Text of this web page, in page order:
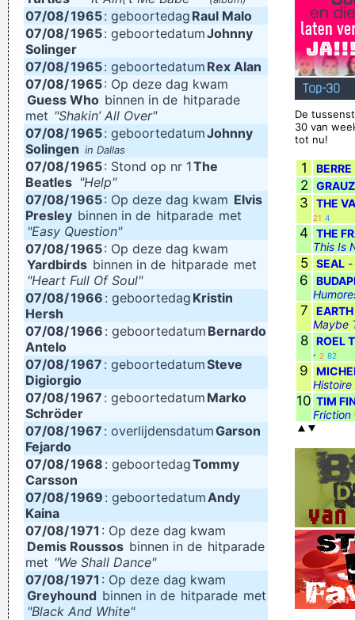
07/08/1965: geboortedag Raul Malo
07/08/1965: geboortedatumJohnny
Solinger
07/08/1965: geboortedatum Rex Alan
07/08/1965: Op deze dag kwam
Guess Who binnen in de hitparade
met "Shakin’ All Over"
07/08/1965: geboortedatumJohnny
Solingen in Dallas
07/08/1965: Stond op nr 1The
Beatles "Help"
07/08/1965: Op deze dag kwam Elvis
Presley binnen in de hitparade met
"Easy Question"
07/08/1965: Op deze dag kwam
Yardbirds binnen in de hitparade met
"Heart Full Of Soul"
07/08/1966 : geboortedag Kristin
Hersh
07/08/1966 : geboortedatum Bernardo
Antelo
07/08/1967 : geboortedatumSteve
Digiorgio
07/08/1967 : geboortedatum Marko
Schröder
07/08/1967 : overlijdensdatumGarson
Fejardo
07/08/1968 : geboortedagTommy
Carsson
07/08/1969 : geboortedatumAndy
Kaina
07/08/1971 : Op deze dag kwam
Demis Roussos binnen in de hitparade
met "We Shall Dance"
07/08/1971 : Op deze dag kwam
Greyhound binnen in de hitparade met
"Black And White"
Top-30
De
30 van
tot nu!
1 BERRE
2
3 THE
21 4
4
THE
This Is
5 SEAL -
6
7
EARTH
Maybe
8
ROEL
· 2 82
9
Histoire
10 TIM
Friction